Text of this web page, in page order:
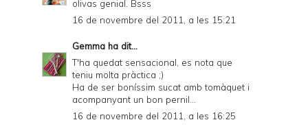
olivas genial. Bsss
16 de novembre del 2011, a les 15:21
Gemma ha dit...
T'ha quedat sensacional, es nota que
teniu molta pràctica ;)
Ha de ser boníssim sucat amb tomàquet i
acompanyant un bon pernil...
16 de novembre del 2011, a les 16:25